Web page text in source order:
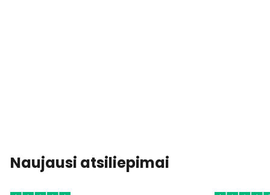
Naujausi atsiliepimai